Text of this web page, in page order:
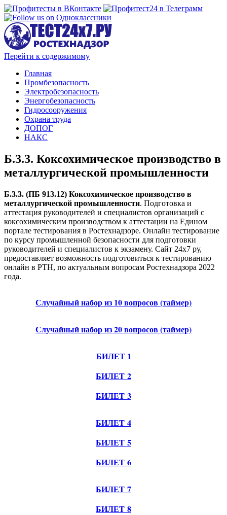
Перейти к содержимому
Главная
Промбезопасность
Электробезопасность
Энергобезопасность
Гидросооружения
Охрана труда
ДОПОГ
НАКС
Б.3.3. Коксохимическое производство в
металлургической промышленности
Б.3.3. (ПБ 913.12) Коксохимическое производство в
металлургической промышленности. Подготовка и
аттестация руководителей и специалистов организаций с
коксохимическим производством к аттестации на Едином
портале тестирования в Ростехнадзоре. Онлайн тестирование
по курсу промышленной безопасности для подготовки
руководителей и специалистов к экзамену. Сайт 24х7 ру,
предоставляет возможность подготовиться к тестированию
онлайн в РТН, по актуальным вопросам Ростехнадзора 2022
года.
Случайный набор из 10 вопросов (таймер)
Случайный набор из 20 вопросов (таймер)
БИЛЕТ 1
БИЛЕТ 2
БИЛЕТ 3
БИЛЕТ 4
БИЛЕТ 5
БИЛЕТ 6
БИЛЕТ 7
БИЛЕТ 8